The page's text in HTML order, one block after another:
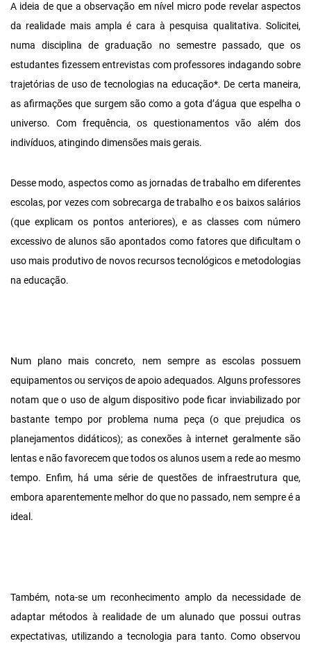
A ideia de que a observação em nível micro pode revelar aspectos
da realidade mais ampla é cara à pesquisa qualitativa. Solicitei,
numa disciplina de graduação no semestre passado, que os
estudantes fizessem entrevistas com professores indagando sobre
trajetórias de uso de tecnologias na educação*. De certa maneira,
as afirmações que surgem são como a gota d’água que espelha o
universo. Com frequência, os questionamentos vão além dos
indivíduos, atingindo dimensões mais gerais.
Desse modo, aspectos como as jornadas de trabalho em diferentes
escolas, por vezes com sobrecarga de trabalho e os baixos salários
(que explicam os pontos anteriores), e as classes com número
excessivo de alunos são apontados como fatores que dificultam o
uso mais produtivo de novos recursos tecnológicos e metodologias
na educação.
Num plano mais concreto, nem sempre as escolas possuem
equipamentos ou serviços de apoio adequados. Alguns professores
notam que o uso de algum dispositivo pode ficar inviabilizado por
bastante tempo por problema numa peça (o que prejudica os
planejamentos didáticos); as conexões à internet geralmente são
lentas e não favorecem que todos os alunos usem a rede ao mesmo
tempo. Enfim, há uma série de questões de infraestrutura que,
embora aparentemente melhor do que no passado, nem sempre é a
ideal.
Também, nota-se um reconhecimento amplo da necessidade de
adaptar métodos à realidade de um alunado que possui outras
expectativas, utilizando a tecnologia para tanto. Como observou